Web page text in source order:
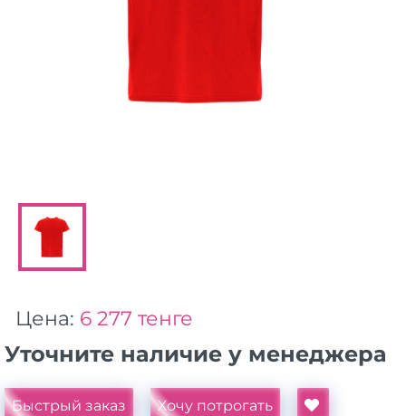
Цена: 6 277 тенге
Уточните наличие у менеджера
Быстрый заказ Хочу потрогать